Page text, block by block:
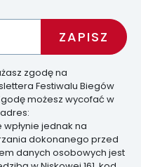
zgodę na
Festiwalu Biegów
możesz wycofać w
jednak na
dokonanego przed
danych osobowych jest